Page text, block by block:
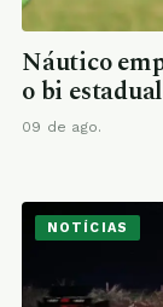
Náutico
o bi
09 de ago.
NOTÍCIAS